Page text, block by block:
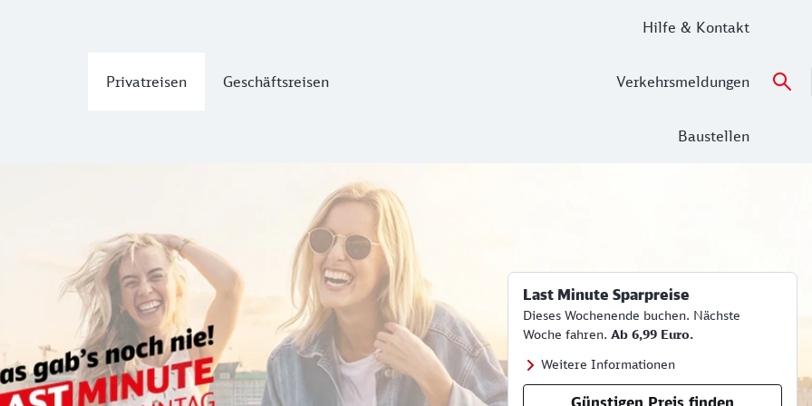
Privatreisen Geschäftsreisen
Hilfe & Kontakt
Verkehrsmeldungen
Baustellen
Last Minute Sparpreise
Dieses Wochenende buchen. Nächste
Woche fahren. Ab 6,99 Euro.
Weitere Informationen
Günstigen Preis finden